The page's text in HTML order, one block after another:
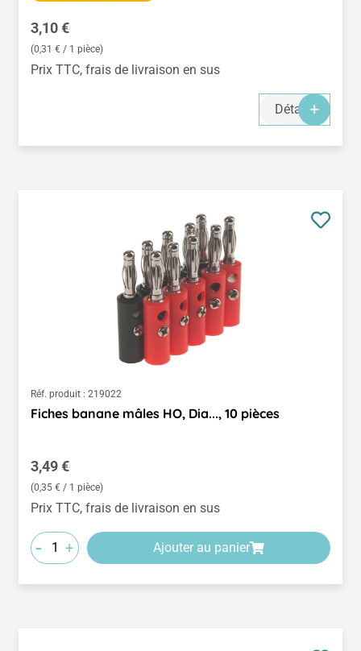
Prix régulier :
3,10 €
(0,31 € / 1 pièce)
Prix TTC, frais de livraison en sus
Détails
Réf. produit : 219022
Fiches banane mâles HO, Dia..., 10 pièces
Prix régulier :
3,49 €
(0,35 € / 1 pièce)
Prix TTC, frais de livraison en sus
- + Ajouter au panier